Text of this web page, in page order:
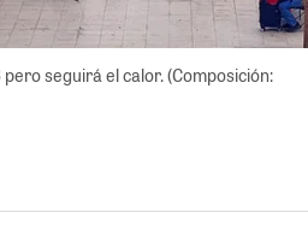
seguirá el calor. (Composición: